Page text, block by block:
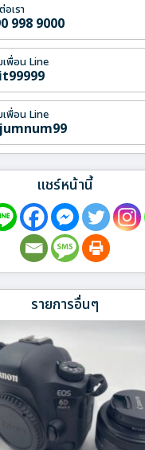
อเรา
998 9000
เพื่อน Line
เพื่อน Line
แชร์หน้านี้
รายการอื่นๆ